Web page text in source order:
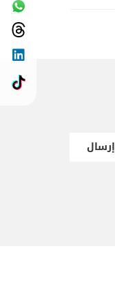
إرسال